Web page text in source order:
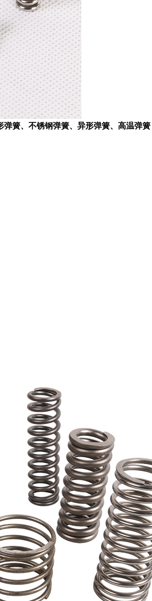
弹簧、不锈钢弹簧、异形弹簧、高温弹簧